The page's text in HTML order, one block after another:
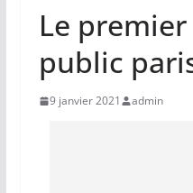
Le
public
9 janvier 2021 admin